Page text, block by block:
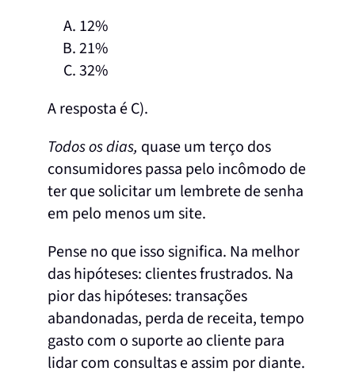
12%
21%
32%
A resposta é C).
Todos os dias, quase um terço dos
consumidores passa pelo incômodo de
ter que solicitar um lembrete de senha
em pelo menos um site.
Pense no que isso significa. Na melhor
das hipóteses: clientes frustrados. Na
pior das hipóteses: transações
abandonadas, perda de receita, tempo
gasto com o suporte ao cliente para
lidar com consultas e assim por diante.